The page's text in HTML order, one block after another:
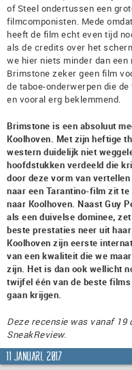
of Steel ondertussen een
filmcomponisten. Mede
heeft de film echt even tijd
als de credits over het
we hier niets minder dan
Brimstone zeker geen film
de taboe-onderwerpen die
en vooral erg beklemmend.
Brimstone is een absoluut
Koolhoven. Met zijn heftige
western duidelijk niet
hoofdstukken verdeeld die
door deze vorm van
naar een Tarantino-film zit
naar Koolhoven. Naast Guy
als een duivelse dominee,
beste prestaties neer uit
Koolhoven zijn eerste
van een kwaliteit die we
zijn. Het is dan ook wellicht
twijfel één van de beste
gaan krijgen.
Deze recensie was vanaf 19
SneakReview.
11 januari, 2017